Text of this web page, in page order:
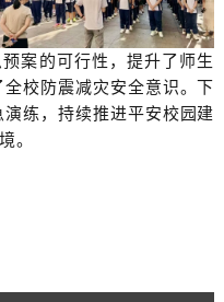
案的可行性，提升了师生
校防震减灾安全意识。下
练，持续推进平安校园建
。